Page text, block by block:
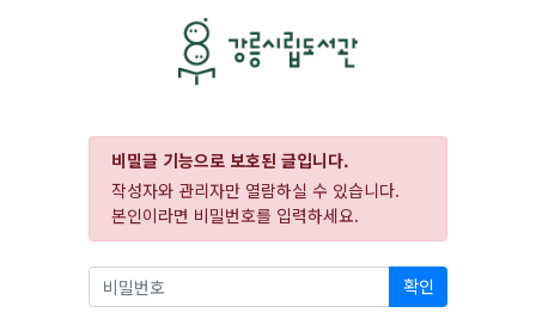
비밀글 기능으로 보호된 글입니다.
작성자와 관리자만 열람하실 수 있습니다.
본인이라면 비밀번호를 입력하세요.
확인